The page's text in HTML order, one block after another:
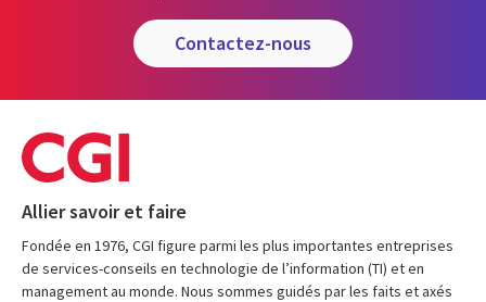
contactez-nous
Allier savoir et faire
Fondée en 1976, CGI figure parmi les plus importantes entreprises
de services-conseils en technologie de l’information (TI) et en
management au monde. Nous sommes guidés par les faits et axés